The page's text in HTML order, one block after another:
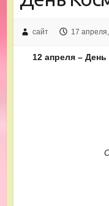
сайт 17
12 апреля –